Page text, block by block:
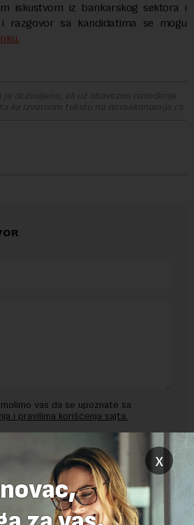
iskustvom iz bankarskog sektora i
razgovor sa kandidatima se mogu
dozvoljeno, ali uz obavezno navođenje
ka izvornom tekstu na novaekonomija.rs
vas da se upoznate sa
i pravilima korišćenja sajta.
reCaptcha i Google.
Google Politika
Korišćenjasu primenjeni. x